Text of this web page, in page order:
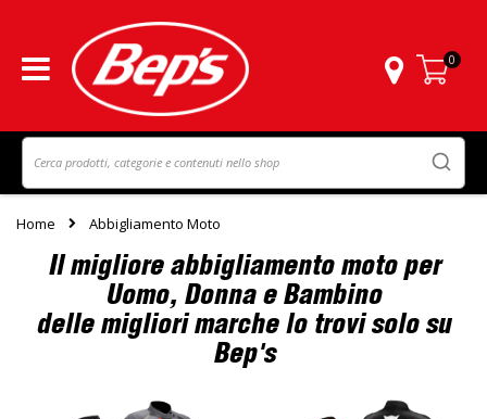
Carrello
0
Home Abbigliamento Moto
Il migliore abbigliamento moto per
Uomo, Donna e Bambino
delle migliori marche lo trovi solo su
Bep's